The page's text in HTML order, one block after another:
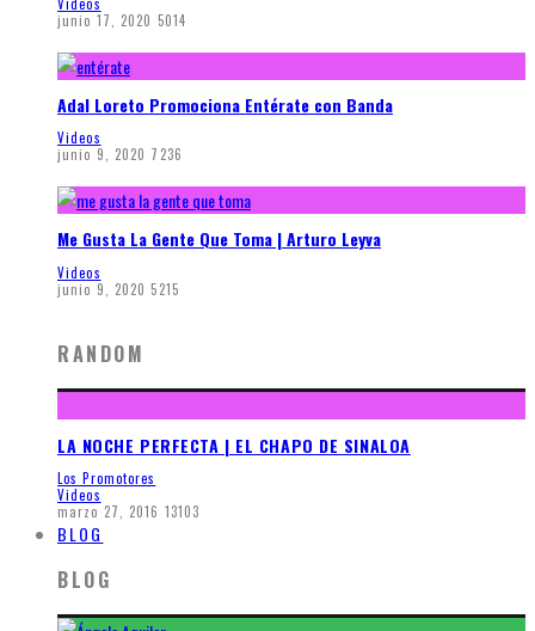
Videos
junio 17, 2020 5014
Adal Loreto Promociona Entérate con Banda
Videos
junio 9, 2020 7236
Me Gusta La Gente Que Toma | Arturo Leyva
Videos
junio 9, 2020 5215
RANDOM
LA NOCHE PERFECTA | EL CHAPO DE SINALOA
Los Promotores
Videos
marzo 27, 2016 13103
BLOG
BLOG